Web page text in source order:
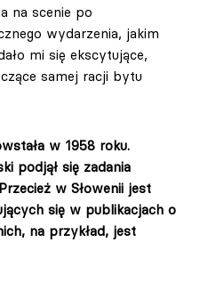
na scenie po
wydarzenia, jakim
mi się ekscytujące,
samej racji bytu
w 1958 roku.
podjął się zadania
w Słowenii jest
się w publikacjach o
na przykład, jest